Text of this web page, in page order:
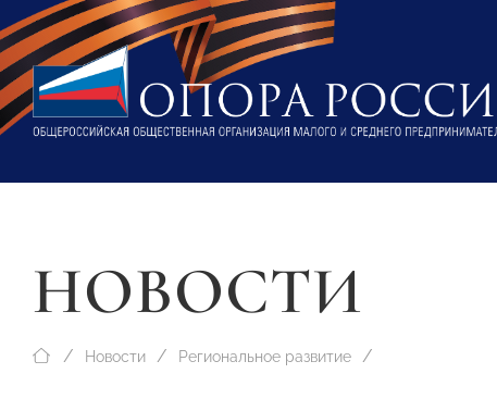
НОВОСТИ
Новости Региональное развитие